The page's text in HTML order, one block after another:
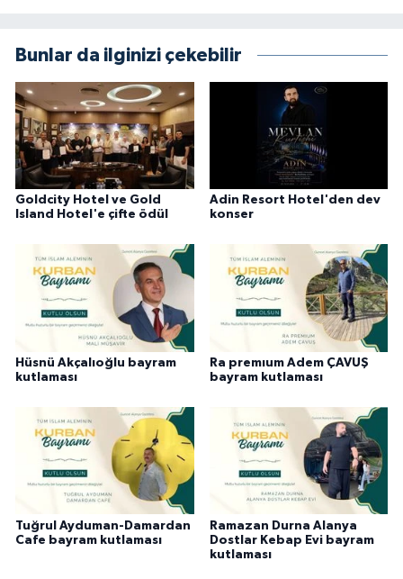
Bunlar da ilginizi çekebilir
Goldcity Hotel ve Gold
Island Hotel'e çifte ödül
Adin Resort Hotel'den dev
konser
Hüsnü Akçalıoğlu bayram
kutlaması
Ra premıum Adem ÇAVUŞ
bayram kutlaması
Tuğrul Ayduman-Damardan
Cafe bayram kutlaması
Ramazan Durna Alanya
Dostlar Kebap Evi bayram
kutlaması